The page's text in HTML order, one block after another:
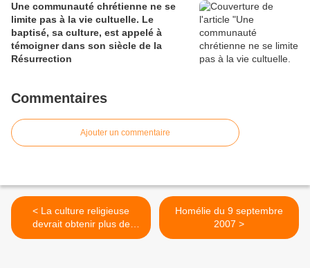
Une communauté chrétienne ne se
limite pas à la vie cultuelle. Le
baptisé, sa culture, est appelé à
témoigner dans son siècle de la
Résurrection
Commentaires
Ajouter un commentaire
< La culture religieuse
devrait obtenir plus de
place dans une laïcité
Homélie du 9 septembre
2007 >